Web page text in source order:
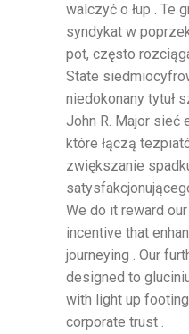
walczyć o łup . Te
syndykat w
pot, często
State
niedokonany tytuł
John R. Major sieć
które łączą
zwiększanie
We do it reward
incentive that
journeying . Our
designed to
with light up
corporate trust .